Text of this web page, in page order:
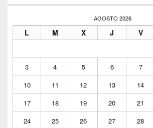
AGOSTO 2026
L M X J V
3
4 5 6 7
10
11 12 13 14
17
18 19 20 21
24
25 26 27 28